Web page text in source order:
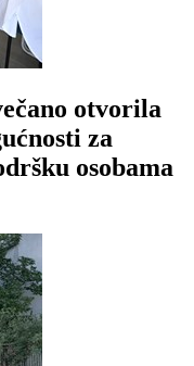
otvorila
za
osobama